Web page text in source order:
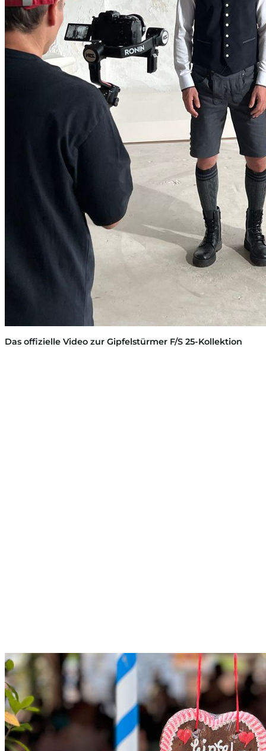
Das offizielle Video zur Gipfelstürmer F/S 25-Kollektion